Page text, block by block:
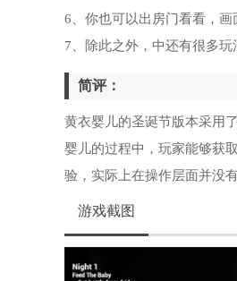
6、你也可以出房门看看，
7、除此之外，中还有很多玩
简评：
黄衣婴儿的圣诞节版本采用
婴儿的过程中，玩家能够获
验，实际上在操作层面并没
游戏截图